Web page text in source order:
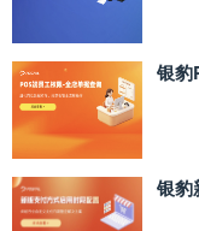
银豹
银豹